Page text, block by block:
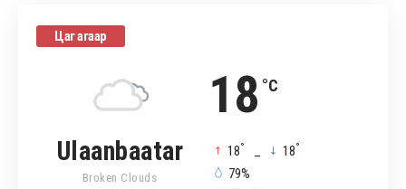
Цаг агаар
18 °C
Ulaanbaatar
Broken Clouds
18° 18°
79%